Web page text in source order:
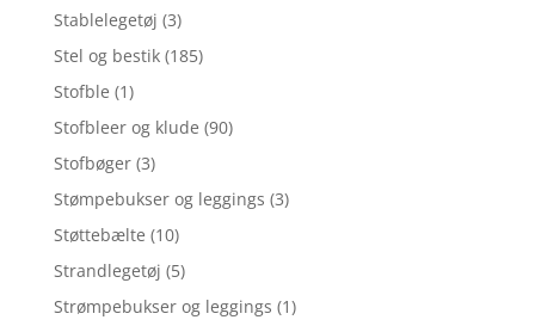
Stablelegetøj (3)
Stel og bestik (185)
Stofble (1)
Stofbleer og klude (90)
Stofbøger (3)
Stømpebukser og leggings (3)
Støttebælte (10)
Strandlegetøj (5)
Strømpebukser og leggings (1)